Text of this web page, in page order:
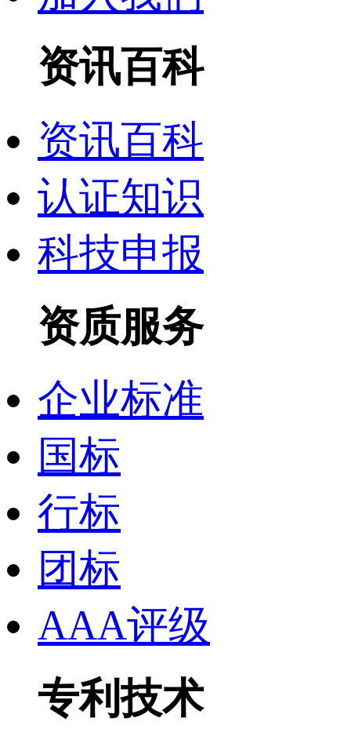
资讯百科
资讯百科
认证知识
科技申报
资质服务
企业标准
国标
行标
团标
AAA评级
专利技术